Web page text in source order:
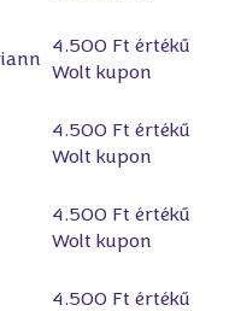
4.500 Ft értékű
Wolt kupon
4.500 Ft értékű
Wolt kupon
4.500 Ft értékű
Wolt kupon
4.500 Ft értékű